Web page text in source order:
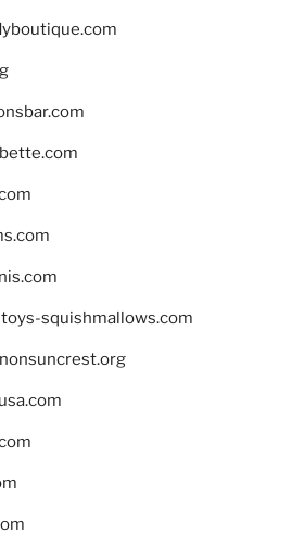
squishmallows.com